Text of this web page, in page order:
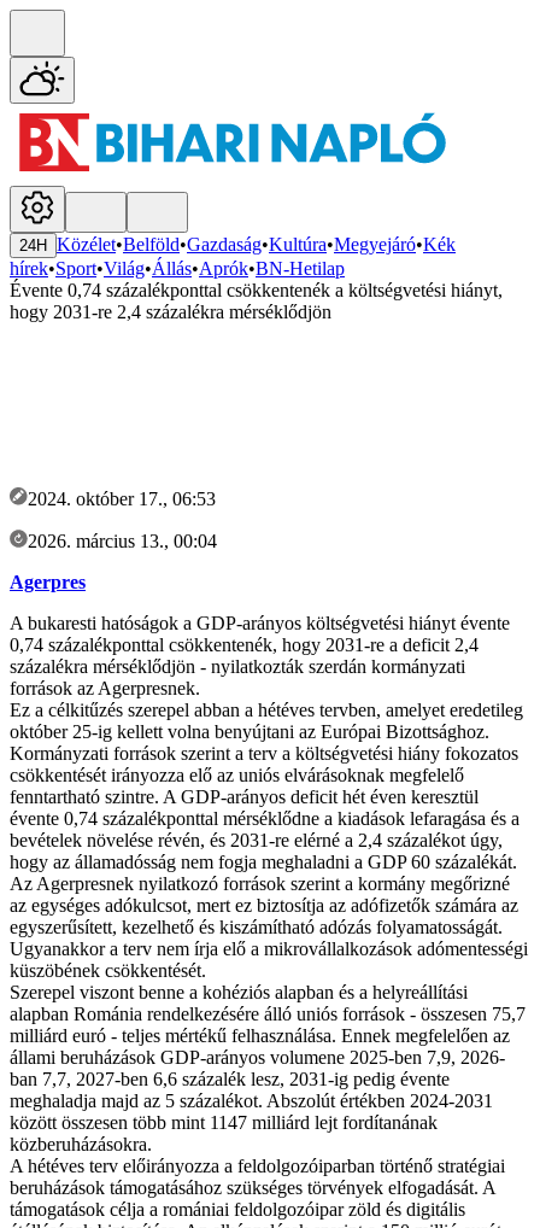
24H Közélet•Belföld•Gazdaság•Kultúra•Megyejáró•Kék
hírek•Sport•Világ•Állás•Aprók•BN-Hetilap
Évente 0,74 százalékponttal csökkentenék a költségvetési hiányt,
hogy 2031-re 2,4 százalékra mérséklődjön
2024. október 17., 06:53
2026. március 13., 00:04
Agerpres
A bukaresti hatóságok a GDP-arányos költségvetési hiányt évente
0,74 százalékponttal csökkentenék, hogy 2031-re a deficit 2,4
százalékra mérséklődjön - nyilatkozták szerdán kormányzati
források az Agerpresnek.
Ez a célkitűzés szerepel abban a hétéves tervben, amelyet eredetileg
október 25-ig kellett volna benyújtani az Európai Bizottsághoz.
Kormányzati források szerint a terv a költségvetési hiány fokozatos
csökkentését irányozza elő az uniós elvárásoknak megfelelő
fenntartható szintre. A GDP-arányos deficit hét éven keresztül
évente 0,74 százalékponttal mérséklődne a kiadások lefaragása és a
bevételek növelése révén, és 2031-re elérné a 2,4 százalékot úgy,
hogy az államadósság nem fogja meghaladni a GDP 60 százalékát.
Az Agerpresnek nyilatkozó források szerint a kormány megőrizné
az egységes adókulcsot, mert ez biztosítja az adófizetők számára az
egyszerűsített, kezelhető és kiszámítható adózás folyamatosságát.
Ugyanakkor a terv nem írja elő a mikrovállalkozások adómentességi
küszöbének csökkentését.
Szerepel viszont benne a kohéziós alapban és a helyreállítási
alapban Románia rendelkezésére álló uniós források - összesen 75,7
milliárd euró - teljes mértékű felhasználása. Ennek megfelelően az
állami beruházások GDP-arányos volumene 2025-ben 7,9, 2026-
ban 7,7, 2027-ben 6,6 százalék lesz, 2031-ig pedig évente
meghaladja majd az 5 százalékot. Abszolút értékben 2024-2031
között összesen több mint 1147 milliárd lejt fordítanának
közberuházásokra.
A hétéves terv előirányozza a feldolgozóiparban történő stratégiai
beruházások támogatásához szükséges törvények elfogadását. A
támogatások célja a romániai feldolgozóipar zöld és digitális